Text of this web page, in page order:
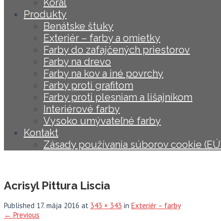
Koral
Produkty
Benátske štuky
Exteriér – farby a omietky
Farby do zafajčených priestorov
Farby na drevo
Farby na kov a iné povrchy
Farby proti grafitom
Farby proti plesniam a lišajníkom
Interiérové farby
Vysoko umývateľné farby
Kontakt
Zásady používania súborov cookie
Acrisyl Pittura Liscia
Published 17. mája 2016 at 343 × 343 in Exteriér – farby
← Previous